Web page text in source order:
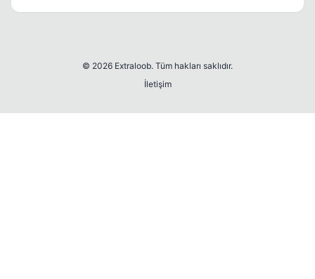
© 2026 Extraloob. Tüm hakları saklıdır.
İletişim